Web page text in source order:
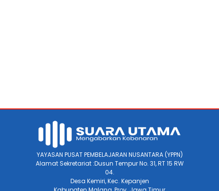
YAYASAN PUSAT PEMBELAJARAN NUSANTARA (YPPN)
Alamat Sekretariat :Dusun Tempur No. 31, RT 15 RW
04.
Desa Kemiri, Kec. Kepanjen